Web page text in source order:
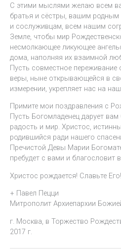
С этими мыслями желаю всем
братья и сёстры, вашим
и сослуживцам, всем нашим
Земле, чтобы мир
несмолкающее ликующее
дома, наполняя их взаимной
Пусть совместное
веры, ныне открывающейся в
измерении, укрепляет нас на
Примите мои поздравления с
Пусть Богомладенец дарует
радость и мир. Христос,
родившийся ради нашего
Пречистой Девы Марии
пребудет с вами и благословит
Христос рождается! Славьте Его!
+ Павел Пецци
Митрополит Архиепархии
г. Москва, в Торжество
2017 г.